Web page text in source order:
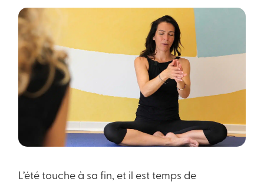
L’été touche à sa fin, et il est temps de